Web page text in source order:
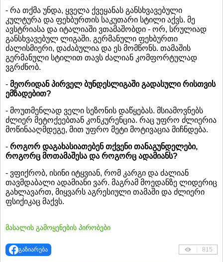
- რა თქმა უნდა, ყველა ქვეყანას განსხვავებული
კულტურა და ფეხბურთის საკუთარი სტილი აქვს. მე
ავსტრიასა და იტალიაში ვთამაშობდი - ორ, სრულიად
განსხვავებულ ლიგაში. გერმანული ფეხბურთი
ძალისმიერი, დაძაბულია და ეს მომწონს. თამაშის
გერმანული სტილით თავს ძალიან კომფორტულად
ვგრძნობ.
- მეორიდან პირველ ბუნდესლიგაში გადასული რისთვის
ემზადებით?
- მოუთმენლად ველი სეზონის დაწყებას. მსიამოვნებს
ძლიერ მეტოქეებთან კონკურენცია. რაც უფრო ძლიერია
მოწინააღმდეგე, მით უფრო მეტი მოტივაცია მიჩნდება.
- როგორ დაგახასიათებენ თქვენი თანაგუნდელები,
როგორც მოთამაშესა და როგორც ადამიანს?
- ვფიქრობ, ისინი იტყვიან, რომ კარგი და ძალიან
თავმდაბალი ადამიანი ვარ. მაგრამ მოედანზე ლიდერიც
გახლავართ, მიყვარს აგრესიული თამაში და ძლიერი
ფსიქიკაც მაქვს.
მასალის გამოყენების პირობები
გაზიარება 815